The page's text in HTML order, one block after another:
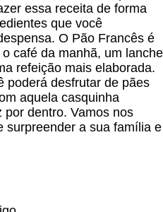
essa receita de forma
que você
O Pão Francês é
café da manhã, um lanche
refeição mais elaborada.
poderá desfrutar de pães
aquela casquinha
dentro. Vamos nos
surpreender a sua família e